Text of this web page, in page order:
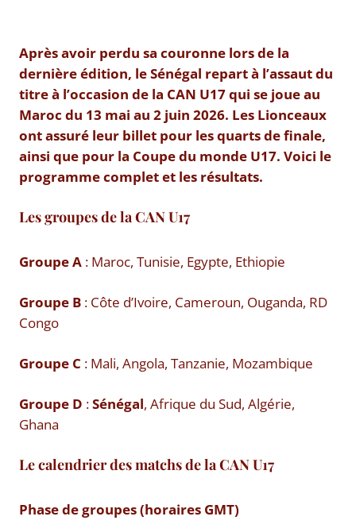
Après avoir perdu sa couronne lors de la
dernière édition, le Sénégal repart à l’assaut du
titre à l’occasion de la CAN U17 qui se joue au
Maroc du 13 mai au 2 juin 2026. Les Lionceaux
ont assuré leur billet pour les quarts de finale,
ainsi que pour la Coupe du monde U17. Voici le
programme complet et les résultats.
Les groupes de la CAN U17
Groupe A : Maroc, Tunisie, Egypte, Ethiopie
Groupe B : Côte d’Ivoire, Cameroun, Ouganda, RD
Congo
Groupe C : Mali, Angola, Tanzanie, Mozambique
Groupe D :Sénégal, Afrique du Sud, Algérie,
Ghana
Le calendrier des matchs de la CAN U17
Phase de groupes (horaires GMT)